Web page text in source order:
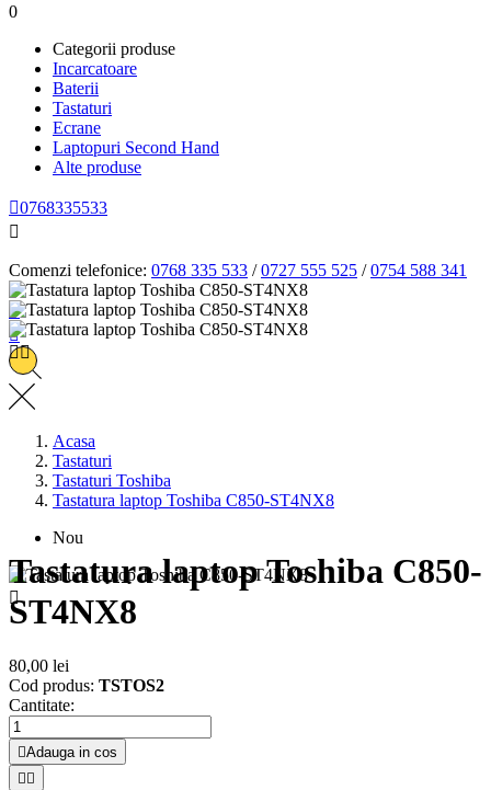
0
Categorii produse
Incarcatoare
Baterii
Tastaturi
Ecrane
Laptopuri Second Hand
Alte produse
0768335533

Comenzi telefonice: 0768 335 533 /0727 555 525 /0754 588 341


Acasa
Tastaturi
Tastaturi Toshiba
Tastatura laptop Toshiba C850-ST4NX8
Nou


Tastatura laptop Toshiba C850-
ST4NX8
80,00 lei
Cod produs: TSTOS2
Cantitate:
Adauga in cos
